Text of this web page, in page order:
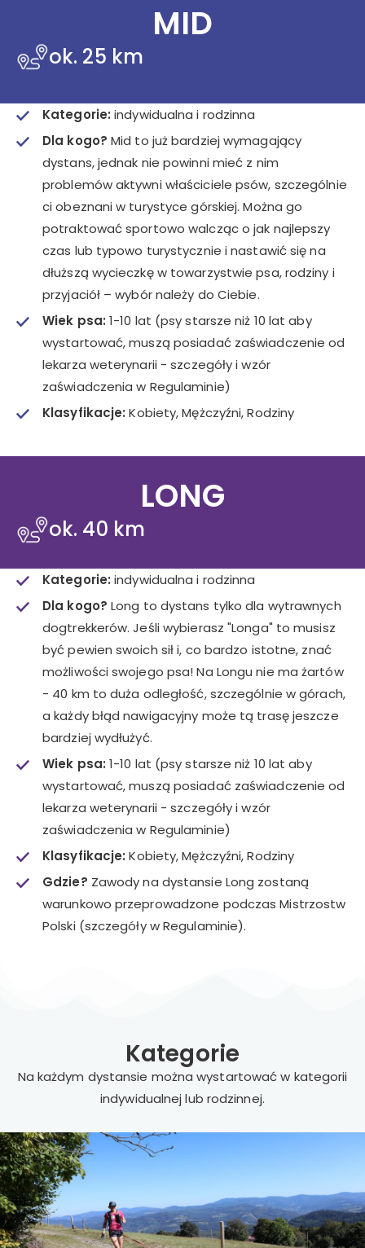
MID
ok. 25 km
Kategorie: indywidualna i rodzinna
Dla kogo? Mid to już bardziej wymagający
dystans, jednak nie powinni mieć z nim
problemów aktywni właściciele psów, szczególnie
ci obeznani w turystyce górskiej. Można go
potraktować sportowo walcząc o jak najlepszy
czas lub typowo turystycznie i nastawić się na
dłuższą wycieczkę w towarzystwie psa, rodziny i
przyjaciół – wybór należy do Ciebie.
Wiek psa: 1-10 lat (psy starsze niż 10 lat aby
wystartować, muszą posiadać zaświadczenie od
lekarza weterynarii - szczegóły i wzór
zaświadczenia w Regulaminie)
Klasyfikacje: Kobiety, Mężczyźni, Rodziny
LONG
ok. 40 km
Kategorie: indywidualna i rodzinna
Dla kogo? Long to dystans tylko dla wytrawnych
dogtrekkerów. Jeśli wybierasz "Longa" to musisz
być pewien swoich sił i, co bardzo istotne, znać
możliwości swojego psa! Na Longu nie ma żartów
- 40 km to duża odległość, szczególnie w górach,
a każdy błąd nawigacyjny może tą trasę jeszcze
bardziej wydłużyć.
Wiek psa: 1-10 lat (psy starsze niż 10 lat aby
wystartować, muszą posiadać zaświadczenie od
lekarza weterynarii - szczegóły i wzór
zaświadczenia w Regulaminie)
Klasyfikacje: Kobiety, Mężczyźni, Rodziny
Gdzie? Zawody na dystansie Long zostaną
warunkowo przeprowadzone podczas Mistrzostw
Polski (szczegóły w Regulaminie).
Kategorie
Na każdym dystansie można wystartować w kategorii
indywidualnej lub rodzinnej.